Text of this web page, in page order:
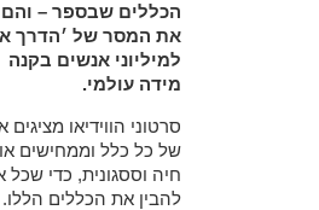
הכללים שבספר –
את המסר של ׳הדרך
למיליוני אנשים בקנה
מידה עולמי.
סרטוני הווידיאו
של כל כלל וממחישים
חיה וססגונית, כדי שכל
להבין את הכללים הללו.